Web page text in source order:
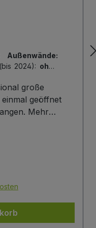
Außenwände:
2024): ohne
(bis 2024):
Tür-Farbe (bis
große
geöffnet
Mehr
den selben
Paketbox mit